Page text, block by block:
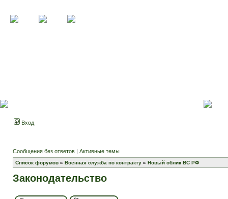
Вход
Сообщения без ответов | Активные темы
Список форумов » Военная служба по контракту » Новый облик ВС РФ
Законодательство